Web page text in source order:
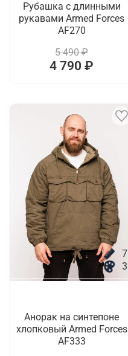
Рубашка с длинными
рукавами Armed Forces
AF270
5 490 ₽
4 790 ₽
7
3
Анорак на синтепоне
хлопковый Armed Forces
AF333